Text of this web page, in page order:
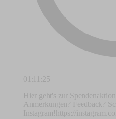
01:11:25
Hier geht's zur
Anmerkungen? Feedback?
Instagram!https://